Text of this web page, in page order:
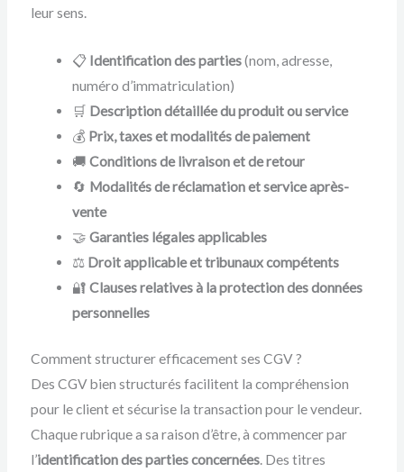
leur sens.
📋 Identification des parties(nom, adresse,
numéro d’immatriculation)
🛒 Description détaillée du produit ou service
💰 Prix, taxes et modalités de paiement
🚚Conditions de livraison et de retour
🔄 Modalités de réclamation et service après-
vente
🤝Garanties légales applicables
⚖ Droit applicable et tribunaux compétents
🔐Clauses relatives à la protection des données
personnelles
Comment structurer efficacement ses CGV ?
Des CGV bien structurés facilitent la compréhension
pour le client et sécurise la transaction pour le vendeur.
Chaque rubrique a sa raison d’être, à commencer par
l’identification des parties concernées. Des titres